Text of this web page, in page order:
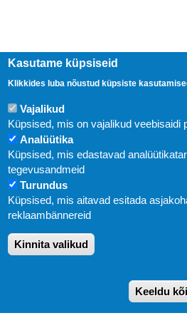
Uudised
KIRJASTUS
Paldiski mnt. 29 (A korpus
E-post:
Kasutame küpsiseid
Klikkides luba nõustud küpsiste
Vajalikud
Küpsised, mis on vajalikud veebisaidi
Analüütika
Küpsised, mis edastavad
tegevusandmeid
Turundus
Küpsised, mis aitavad esitada
reklaambännereid
Kinnita valikud
Keeldu